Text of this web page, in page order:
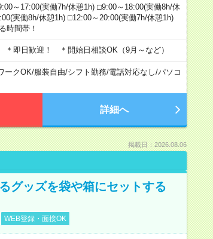
～17:00(実働7h/休憩1h) □9:00～18:00(実働8h/休
実働8h/休憩1h) □12:00～20:00(実働7h/休憩1h)
時間帯！
即日歓迎！ ＊開始日相談OK（9月～など）
ークOK/服装自由/シフト勤務/電話対応なし/パソコ
詳細へ
掲載日：2026.08.06
グッズを袋や箱にセットする
WEB登録・面接OK